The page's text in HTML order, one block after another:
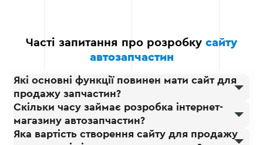
підтримки та розвитку
після запуску. Це
дозволяє вам отримати
готовий продукт, який
використовувати для
продажів.
Часті запитання про розробку сайту
автозапчастин
Які основні функції повинен мати сайт для
продажу запчастин?
Скільки часу займає розробка інтернет-
магазину автозапчастин?
Яка вартість створення сайту для продажу